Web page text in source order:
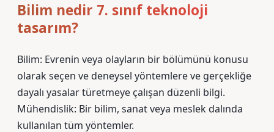
Bilim nedir 7. sınıf teknoloji
tasarım?
Bilim: Evrenin veya olayların bir bölümünü konusu
olarak seçen ve deneysel yöntemlere ve gerçekliğe
dayalı yasalar türetmeye çalışan düzenli bilgi.
Mühendislik: Bir bilim, sanat veya meslek dalında
kullanılan tüm yöntemler.